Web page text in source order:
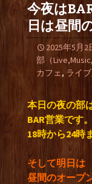
今夜は
日は昼間
2025年5月2
部（Live,Music,
カフェ, ライブ
本日の夜の部
BAR営業です。
18時から24時
そして明日は
昼間のオープ